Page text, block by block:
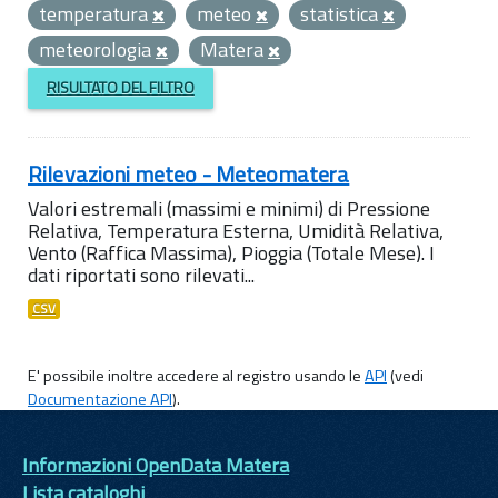
temperatura
meteo
statistica
meteorologia
Matera
RISULTATO DEL FILTRO
Rilevazioni meteo - Meteomatera
Valori estremali (massimi e minimi) di Pressione
Relativa, Temperatura Esterna, Umidità Relativa,
Vento (Raffica Massima), Pioggia (Totale Mese). I
dati riportati sono rilevati...
CSV
E' possibile inoltre accedere al registro usando leAPI(vedi
Documentazione API).
Informazioni OpenData Matera